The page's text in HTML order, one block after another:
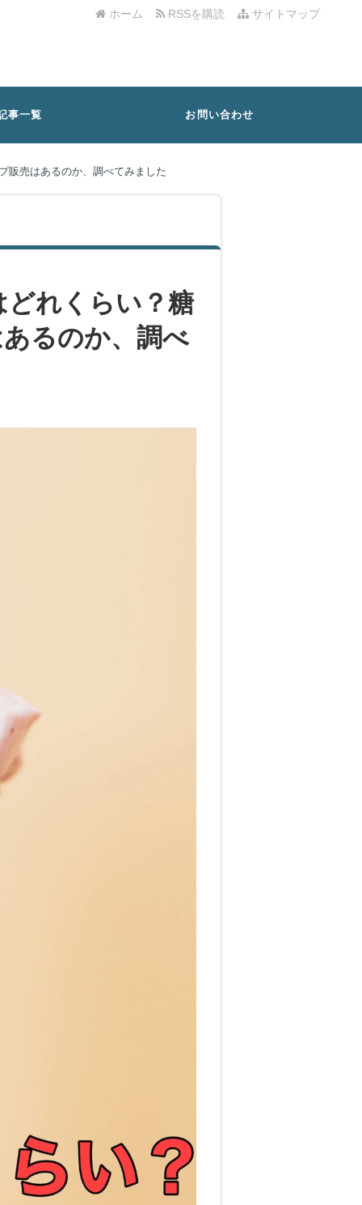
サイトマップ
RSSを購読
ホーム
事一覧 お問い合わせ
販売はあるのか、調べてみました
れくらい？糖
るのか、調べ